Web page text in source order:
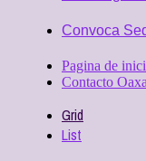
Convoca
Pagina de
Contacto
Grid
List